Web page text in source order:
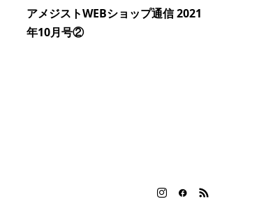
アメジストWEBショップ通信 2021
年10月号②